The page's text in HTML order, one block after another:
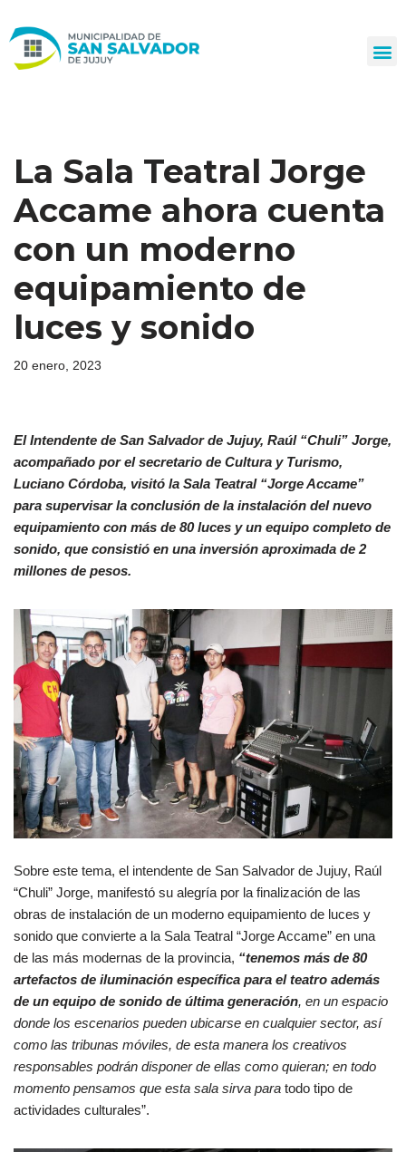
al
La Sala Teatral Jorge
Accame ahora cuenta
con un moderno
equipamiento de
luces y sonido
20 enero, 2023
El Intendente de San Salvador de Jujuy, Raúl “Chuli” Jorge,
acompañado por el secretario de Cultura y Turismo,
Luciano Córdoba, visitó la Sala Teatral “Jorge Accame”
para supervisar la conclusión de la instalación del nuevo
equipamiento con más de 80 luces y un equipo completo de
sonido, que consistió en una inversión aproximada de 2
millones de pesos.
Sobre este tema, el intendente de San Salvador de Jujuy, Raúl
“Chuli” Jorge, manifestó su alegría por la finalización de las
obras de instalación de un moderno equipamiento de luces y
sonido que convierte a la Sala Teatral “Jorge Accame” en una
de las más modernas de la provincia, “tenemos más de 80
artefactos de iluminación específica para el teatro además
de un equipo de sonido de última generación, en un espacio
donde los escenarios pueden ubicarse en cualquier sector, así
como las tribunas móviles, de esta manera los creativos
responsables podrán disponer de ellas como quieran; en todo
momento pensamos que esta sala sirva para todo tipo de
actividades culturales”.